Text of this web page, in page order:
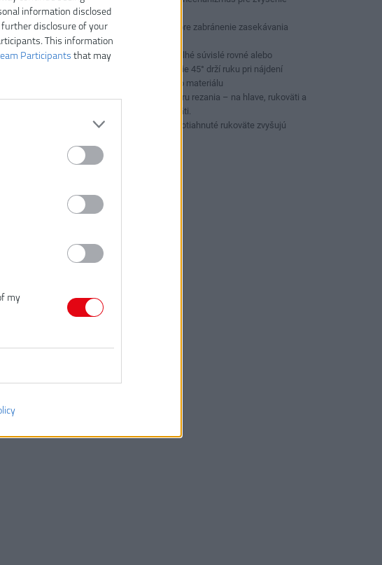
information disclosed
disclosure of your
This information
Participants that may
my
výnosu na pracovisku.
Zarovnaný štíhly dizajn pre zabránenie zasekávania
materiálu.
Odsadené nožnice. Na dlhé súvislé rovné alebo
zakrivené rezy. Odsadenie 45° drží ruku pri nájdení
vzdialenosti od rezaného materiálu
Trojitá identifikácia smeru rezania – na hlave, rukoväti a
farebne odlíšenej rukoväti.
Ergonomické a odolné potiahnuté rukoväte zvyšujú